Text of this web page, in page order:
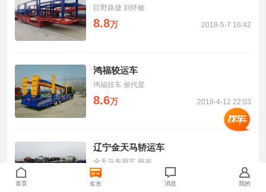
巨野路捷 刘怀敏
8.8万 2018-5-7 16:42
鸿福较运车
鸿福挂车 侯代星
8.6万 2018-4-12 22:03
辽宁金天马轿运车
金天马专用车 韩超
10.5 2018-4-9 09:07
首页 车市 消息 我的